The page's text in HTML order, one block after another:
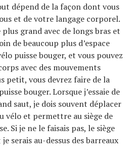
dépend de la façon dont vous
et de votre langage corporel.
grand avec de longs bras et
de beaucoup plus d’espace
puisse bouger, et vous pouvez
avec des mouvements
petit, vous devrez faire de la
bouger. Lorsque j’essaie de
saut, je dois souvent déplacer
vélo et permettre au siège de
Si je ne le faisais pas, le siège
serais au-dessus des barreaux